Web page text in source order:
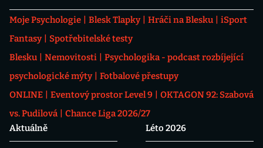
Moje Psychologie Blesk Tlapky Hráči na Blesku
iSport
Fantasy
Spotřebitelské testy
Blesku
Nemovitosti
Psychologika - podcast rozbíjející
psychologické mýty
Fotbalové přestupy
ONLINE
Eventový prostor Level 9
OKTAGON 92: Szabová
vs. Pudilová
Chance Liga 2026/27
Aktuálně
Léto 2026